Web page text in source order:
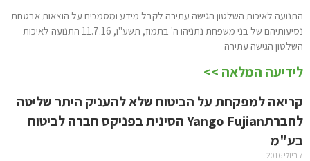
התנועה לאיכות השלטון הגישה עתירה לקבל מידע ומסמכים על הוצאות אבטחת
נסיעותיהם של בני משפחת נתניהו ה' בתמוז, תשע"ו, 11.7.16 התנועה לאיכות
השלטון הגישה עתירה
לידיעה המלאה >>
קריאה למפקחת על הביטוח שלא להעניק היתר שליטה
לחברתYango Fujian הסינית בפניקס חברה לביטוח
בע"מ
7 ביולי 2016